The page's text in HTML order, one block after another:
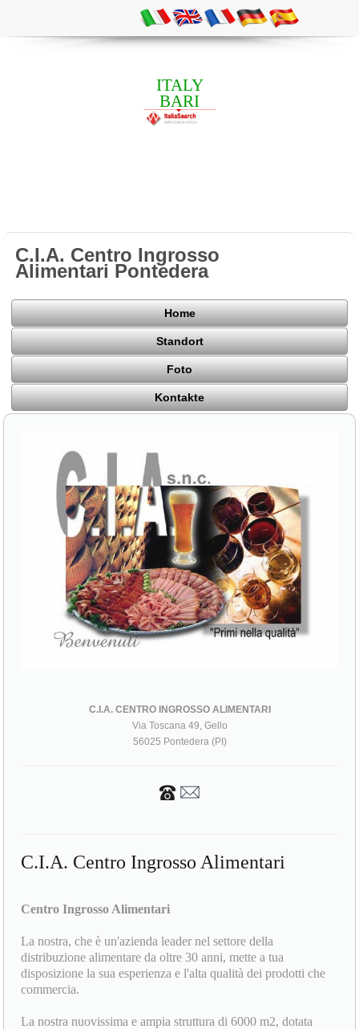
ITALY
BARI
C.I.A. Centro Ingrosso
Alimentari Pontedera
Home
Standort
Foto
Kontakte
C.I.A. CENTRO INGROSSO ALIMENTARI
Via Toscana 49, Gello
56025 Pontedera (PI)
C.I.A. Centro Ingrosso Alimentari
Centro Ingrosso Alimentari
La nostra, che è un'azienda leader nel settore della
distribuzione alimentare da oltre 30 anni, mette a tua
disposizione la sua esperienza e l'alta qualità dei prodotti che
commercia.
La nostra nuovissima e ampia struttura di 6000 m2, dotata